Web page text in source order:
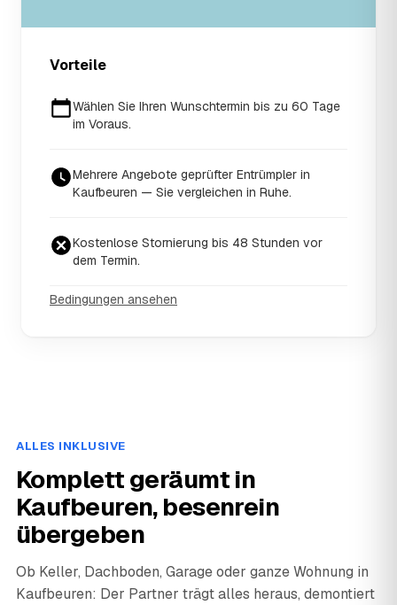
Vorteile
Wählen Sie Ihren Wunschtermin bis zu 60 Tage
im Voraus.
Mehrere Angebote geprüfter Entrümpler in
Kaufbeuren — Sie vergleichen in Ruhe.
Kostenlose Stornierung bis 48 Stunden vor
dem Termin.
Bedingungen ansehen
ALLES INKLUSIVE
Komplett geräumt in
Kaufbeuren, besenrein
übergeben
Ob Keller, Dachboden, Garage oder ganze Wohnung in
Kaufbeuren: Der Partner trägt alles heraus, demontiert